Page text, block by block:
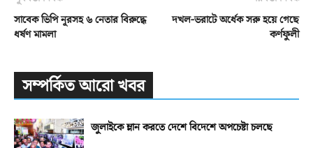
সাবেক ভিপি নূরসহ ৬ নেতার বিরুদ্ধে
ধর্ষণ মামলা
দখল-ভরাটে অর্ধেক সরু হয়ে গেছে
কর্ণফুলী
সম্পর্কিত আরো খবর
জুলাইকে ম্লান করতে দেশে বিদেশে অপচেষ্টা চলছে